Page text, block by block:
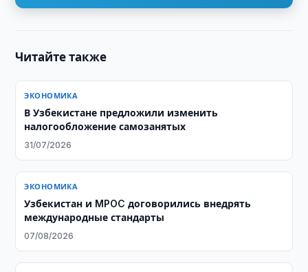
Читайте также
ЭКОНОМИКА
В Узбекистане предложили изменить
налогообложение самозанятых
31/07/2026
ЭКОНОМИКА
Узбекистан и MPOC договорились внедрять
международные стандарты
07/08/2026